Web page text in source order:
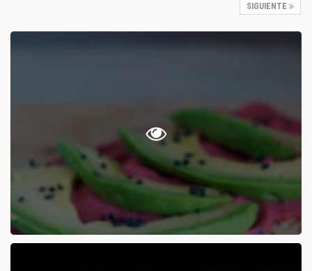
SIGUIENTE